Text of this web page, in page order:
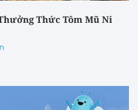
Thức Tôm Mũ Ni